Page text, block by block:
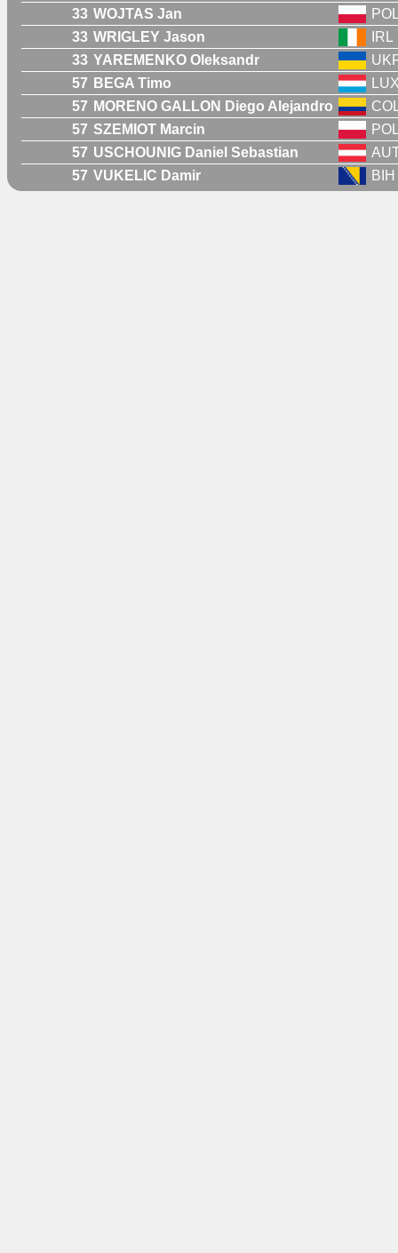
33 WOJTAS Jan
33 WRIGLEY Jason
IRL
33 YAREMENKO Oleksandr
57 BEGA Timo
57 MORENO GALLON Diego Alejandro
57 SZEMIOT Marcin
57 USCHOUNIG Daniel Sebastian
57 VUKELIC Damir BIH